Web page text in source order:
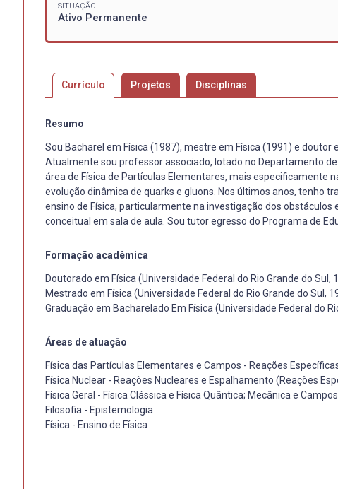
SITUAÇÃO
Ativo Permanente
Currículo Projetos Disciplinas
Resumo
Sou Bacharel em Física (1987), mestre em Física (1991) e doutor
Atualmente sou professor associado, lotado no Departamento
área de Física de Partículas Elementares, mais especificamente
evolução dinâmica de quarks e gluons. Nos últimos anos, tenho
ensino de Física, particularmente na investigação dos
conceitual em sala de aula. Sou tutor egresso do Programa de
Formação acadêmica
Doutorado em Física (Universidade Federal do Rio Grande do Sul,
Mestrado em Física (Universidade Federal do Rio Grande do Sul,
Graduação em Bacharelado Em Física (Universidade Federal do
Áreas de atuação
Física das Partículas Elementares e Campos - Reações
Física Nuclear - Reações Nucleares e Espalhamento (Reações
Física Geral - Física Clássica e Física Quântica; Mecânica e Campos
Filosofia - Epistemologia
Física - Ensino de Física